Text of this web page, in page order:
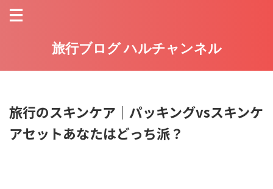
旅行ブログ ハルチャンネル
旅行のスキンケア｜パッキングvsスキンケ
アセットあなたはどっち派？